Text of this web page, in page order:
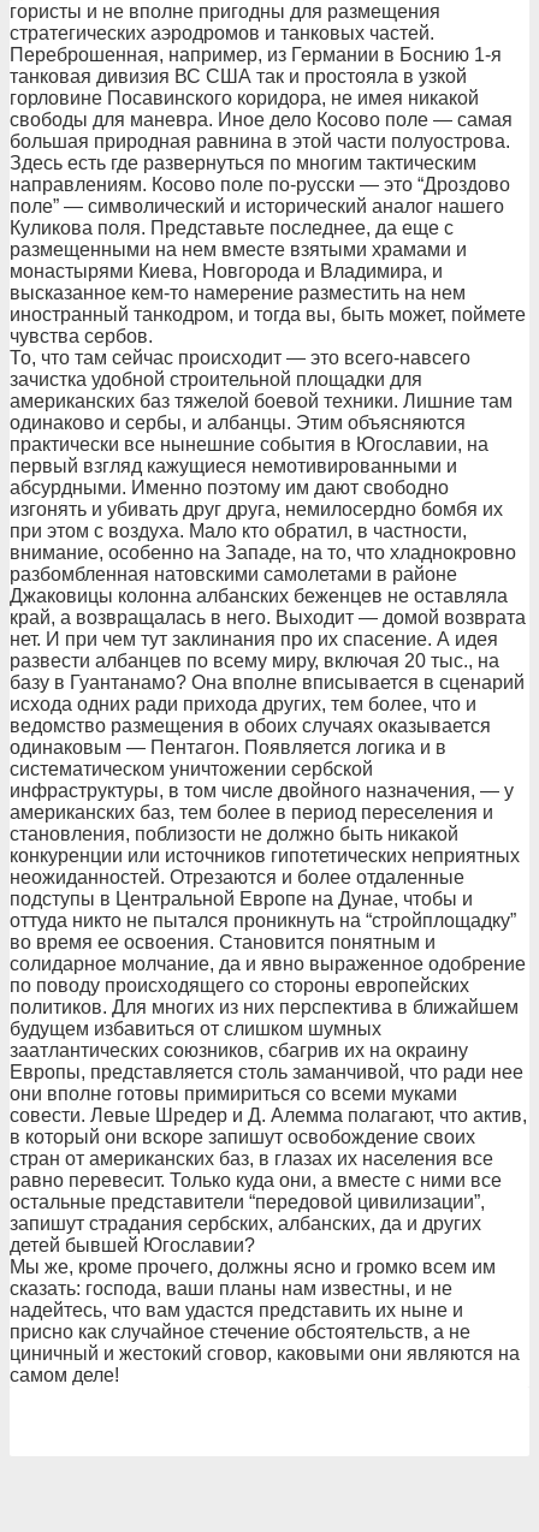
гористы и не вполне пригодны для размещения
стратегических аэродромов и танковых частей.
Переброшенная, например, из Германии в Боснию 1-я
танковая дивизия ВС США так и простояла в узкой
горловине Посавинского коридора, не имея никакой
свободы для маневра. Иное дело Косово поле — самая
большая природная равнина в этой части полуострова.
Здесь есть где развернуться по многим тактическим
направлениям. Косово поле по-русски — это “Дроздово
поле” — символический и исторический аналог нашего
Куликова поля. Представьте последнее, да еще с
размещенными на нем вместе взятыми храмами и
монастырями Киева, Новгорода и Владимира, и
высказанное кем-то намерение разместить на нем
иностранный танкодром, и тогда вы, быть может, поймете
чувства сербов.
То, что там сейчас происходит — это всего-навсего
зачистка удобной строительной площадки для
американских баз тяжелой боевой техники. Лишние там
одинаково и сербы, и албанцы. Этим объясняются
практически все нынешние события в Югославии, на
первый взгляд кажущиеся немотивированными и
абсурдными. Именно поэтому им дают свободно
изгонять и убивать друг друга, немилосердно бомбя их
при этом с воздуха. Мало кто обратил, в частности,
внимание, особенно на Западе, на то, что хладнокровно
разбомбленная натовскими самолетами в районе
Джаковицы колонна албанских беженцев не оставляла
край, а возвращалась в него. Выходит — домой возврата
нет. И при чем тут заклинания про их спасение. А идея
развести албанцев по всему миру, включая 20 тыс., на
базу в Гуантанамо? Она вполне вписывается в сценарий
исхода одних ради прихода других, тем более, что и
ведомство размещения в обоих случаях оказывается
одинаковым — Пентагон. Появляется логика и в
систематическом уничтожении сербской
инфраструктуры, в том числе двойного назначения, — у
американских баз, тем более в период переселения и
становления, поблизости не должно быть никакой
конкуренции или источников гипотетических неприятных
неожиданностей. Отрезаются и более отдаленные
подступы в Центральной Европе на Дунае, чтобы и
оттуда никто не пытался проникнуть на “стройплощадку”
во время ее освоения. Становится понятным и
солидарное молчание, да и явно выраженное одобрение
по поводу происходящего со стороны европейских
политиков. Для многих из них перспектива в ближайшем
будущем избавиться от слишком шумных
заатлантических союзников, сбагрив их на окраину
Европы, представляется столь заманчивой, что ради нее
они вполне готовы примириться со всеми муками
совести. Левые Шредер и Д. Алемма полагают, что актив,
в который они вскоре запишут освобождение своих
стран от американских баз, в глазах их населения все
равно перевесит. Только куда они, а вместе с ними все
остальные представители “передовой цивилизации”,
запишут страдания сербских, албанских, да и других
детей бывшей Югославии?
Мы же, кроме прочего, должны ясно и громко всем им
сказать: господа, ваши планы нам известны, и не
надейтесь, что вам удастся представить их ныне и
присно как случайное стечение обстоятельств, а не
циничный и жестокий сговор, каковыми они являются на
самом деле!